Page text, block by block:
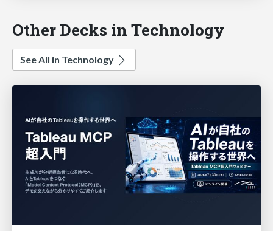
Other Decks in Technology
See All in Technology